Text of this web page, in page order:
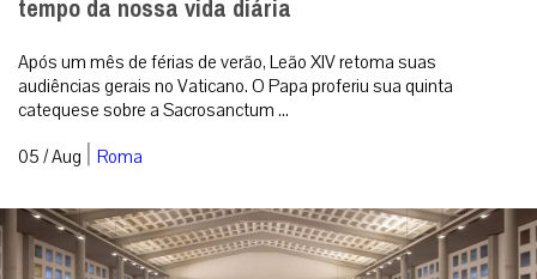
Após um mês de férias de verão, Leão XIV retoma suas
audiências gerais no Vaticano. O Papa proferiu sua quinta
catequese sobre a Sacrosanctum ...
05 / Aug | Roma